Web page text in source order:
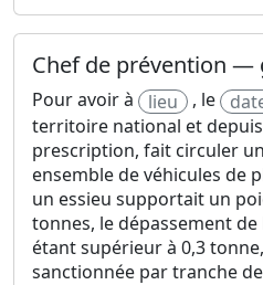
Chef de prévention —
Pour avoir à lieu , le
territoire national et
prescription, fait circuler
ensemble de véhicules de
un essieu supportait un
tonnes, le dépassement
étant supérieur à 0,3
sanctionnée par tranche